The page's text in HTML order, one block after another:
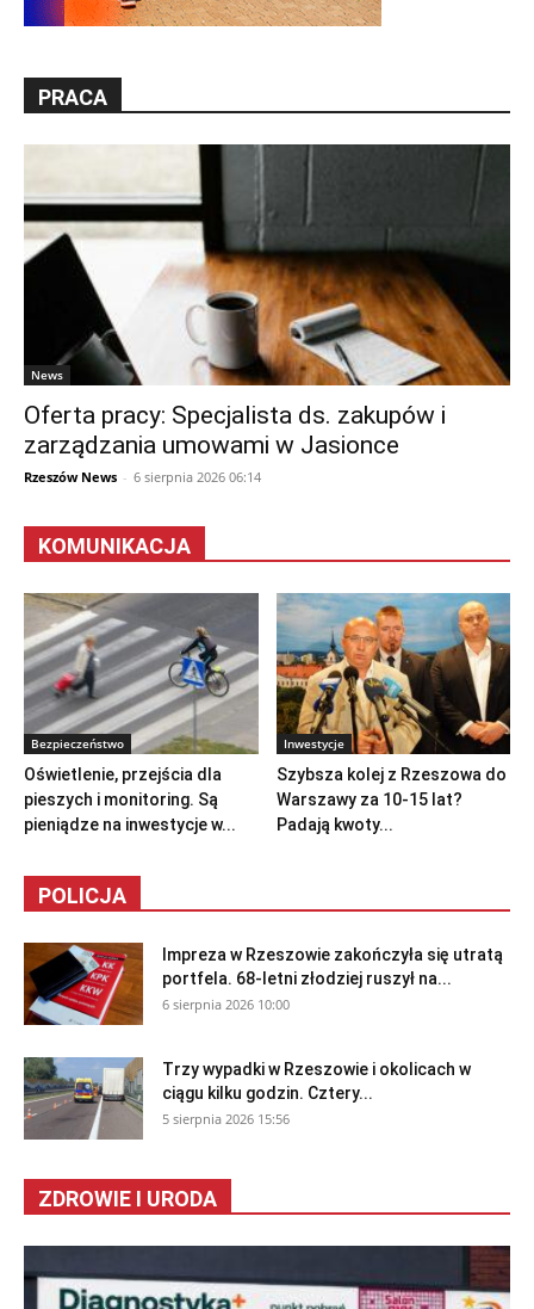
PRACA
News
Oferta pracy: Specjalista ds. zakupów i
zarządzania umowami w Jasionce
Rzeszów News - 6 sierpnia 2026 06:14
KOMUNIKACJA
Bezpieczeństwo
Oświetlenie, przejścia dla
pieszych i monitoring. Są
pieniądze na inwestycje w...
Inwestycje
Szybsza kolej z Rzeszowa do
Warszawy za 10-15 lat?
Padają kwoty...
POLICJA
Impreza w Rzeszowie zakończyła się utratą
portfela. 68-letni złodziej ruszył na...
6 sierpnia 2026 10:00
Trzy wypadki w Rzeszowie i okolicach w
ciągu kilku godzin. Cztery...
5 sierpnia 2026 15:56
ZDROWIE I URODA